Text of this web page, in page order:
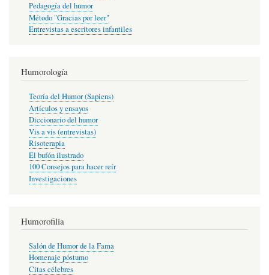
Pedagogía del humor
Método "Gracias por leer"
Entrevistas a escritores infantiles
Humorología
Teoría del Humor (Sapiens)
Artículos y ensayos
Diccionario del humor
Vis a vis (entrevistas)
Risoterapia
El bufón ilustrado
100 Consejos para hacer reír
Investigaciones
Humorofilia
Salón de Humor de la Fama
Homenaje póstumo
Citas célebres